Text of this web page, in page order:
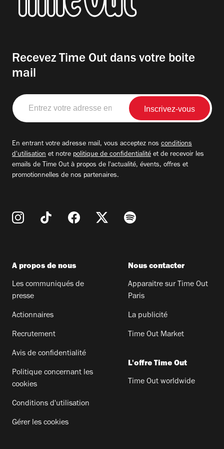
Recevez Time Out dans votre boite
mail
Entrez
votre
adresse
En entrant votre adresse mail, vous acceptez nos conditions
d'utilisation et notre politique de confidentialité et de recevoir les
emails de Time Out à propos de l'actualité, évents, offres et
promotionnelles de nos partenaires.
A propos de nous
Les communiqués de
presse
Actionnaires
Recrutement
Avis de confidentialité
Politique concernant les
cookies
Conditions d'utilisation
Gérer les cookies
Nous contacter
Apparaitre sur Time Out
Paris
La publicité
Time Out Market
L'offre Time Out
Time Out worldwide